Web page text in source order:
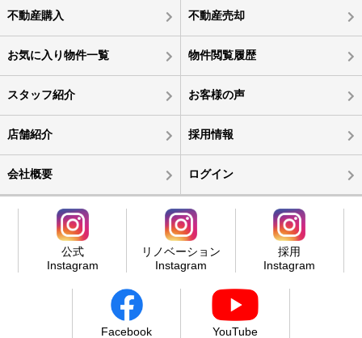
不動産購入 不動産売却
お気に入り物件一覧 物件閲覧履歴
スタッフ紹介 お客様の声
店舗紹介 採用情報
会社概要 ログイン
公式
Instagram
リノベーション
Instagram
採用
Instagram
Facebook YouTube